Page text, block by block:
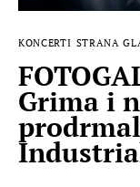
KONCERTI STRANA
Grima i